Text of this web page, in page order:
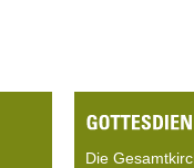
Die